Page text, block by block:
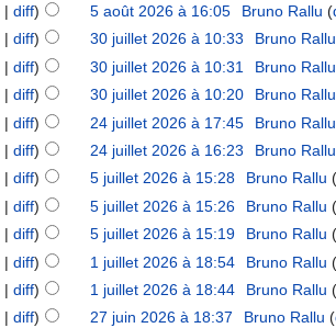
|diff) 5 août 2026 à 16:05 Bruno Rallu (
|diff) 30 juillet 2026 à 10:33 Bruno Rallu
|diff) 30 juillet 2026 à 10:31 Bruno Rallu
|diff) 30 juillet 2026 à 10:20 Bruno Rallu
|diff) 24 juillet 2026 à 17:45 Bruno Rallu
|diff) 24 juillet 2026 à 16:23 Bruno Rallu
|diff) 5 juillet 2026 à 15:28 Bruno Rallu (
|diff) 5 juillet 2026 à 15:26 Bruno Rallu (
|diff) 5 juillet 2026 à 15:19 Bruno Rallu (
|diff) 1 juillet 2026 à 18:54 Bruno Rallu (
|diff) 1 juillet 2026 à 18:44 Bruno Rallu (
|diff) 27 juin 2026 à 18:37 Bruno Rallu (